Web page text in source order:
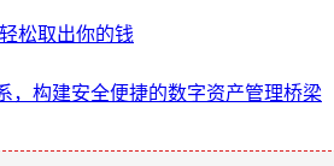
松取出你的钱
，构建安全便捷的数字资产管理桥梁